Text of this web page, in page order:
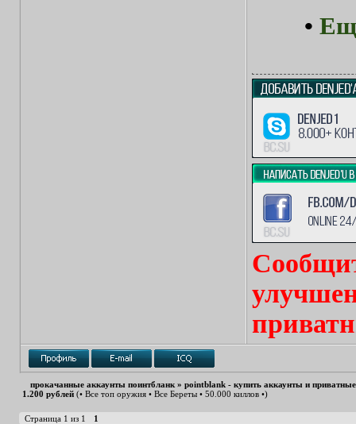
•
прокачанные аккаунты поинтбланк » pointblank - купить аккаунты и
1.200 рублей (• Все топ оружия • Все Береты • 50.000 киллов •)
Страница 1 из 1 1